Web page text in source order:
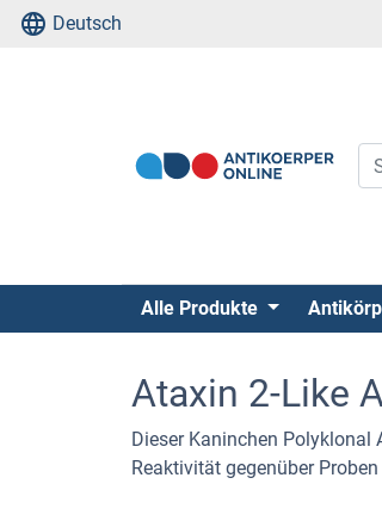
Deutsch
Alle Produkte
Ataxin 2-Like
Dieser Kaninchen Polyklonal
Reaktivität gegenüber